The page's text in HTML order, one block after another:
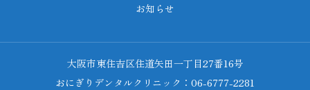
お知らせ
大阪市東住吉区住道矢田一丁目27番16号
おにぎりデンタルクリニック：06-6777-2281